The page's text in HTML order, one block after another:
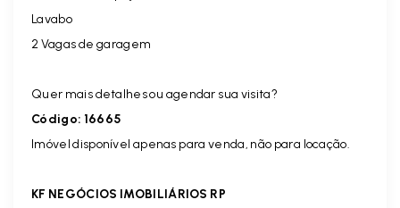
Lavabo
2 Vagas de garagem
Quer mais detalhes ou agendar sua visita?
Código: 16665
Imóvel disponível apenas para venda, não para locação.
KF NEGÓCIOS IMOBILIÁRIOS RP